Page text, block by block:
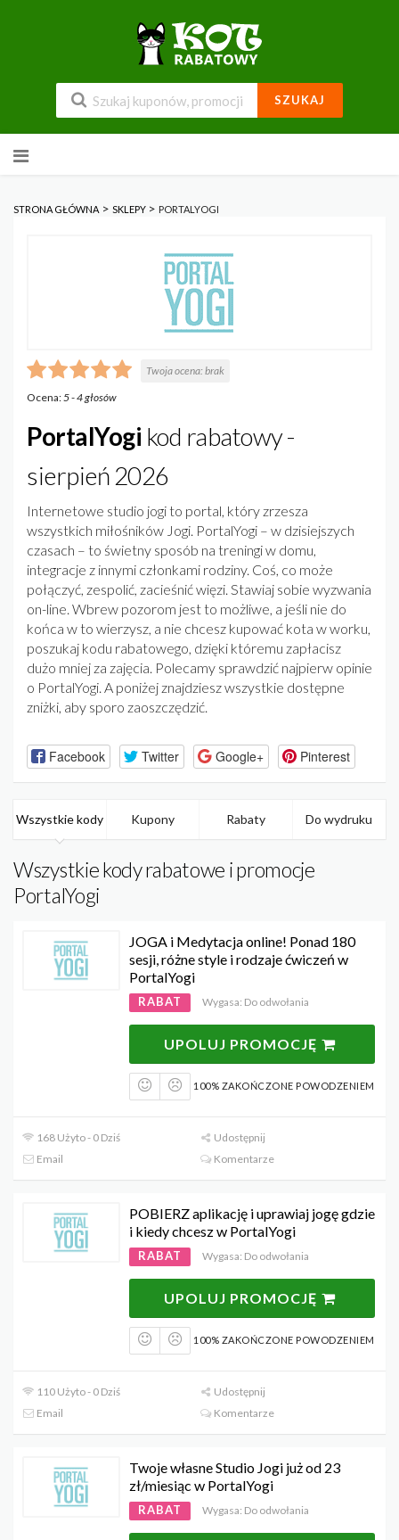
SZUKAJ
do
STRONA GŁÓWNA > SKLEPY > PORTALYOGI
Twoja ocena:brak
Ocena:5-4głosów
PortalYogi kod rabatowy -
sierpień 2026
Internetowe studio jogi to portal, który zrzesza
wszystkich miłośników Jogi. PortalYogi – w dzisiejszych
czasach – to świetny sposób na treningi w domu,
integracje z innymi członkami rodziny. Coś, co może
połączyć, zespolić, zacieśnić więzi. Stawiaj sobie wyzwania
on-line. Wbrew pozorom jest to możliwe, a jeśli nie do
końca w to wierzysz, a nie chcesz kupować kota w worku,
poszukaj kodu rabatowego, dzięki któremu zapłacisz
dużo mniej za zajęcia. Polecamy sprawdzić najpierw opinie
o PortalYogi. A poniżej znajdziesz wszystkie dostępne
zniżki, aby sporo zaoszczędzić.
Facebook Twitter Google+ Pinterest
Wszystkie kody Kupony Rabaty Do wydruku
Wszystkie kody rabatowe i promocje
PortalYogi
JOGA i Medytacja online! Ponad 180
sesji, różne style i rodzaje ćwiczeń w
PortalYogi
RABAT Wygasa: Do odwołania
UPOLUJ PROMOCJĘ
100% ZAKOŃCZONE POWODZENIEM
168 Użyto - 0 Dziś
Udostępnij
Email
Komentarze
POBIERZ aplikację i uprawiaj jogę gdzie
i kiedy chcesz w PortalYogi
RABAT Wygasa: Do odwołania
UPOLUJ PROMOCJĘ
100% ZAKOŃCZONE POWODZENIEM
110 Użyto - 0 Dziś
Udostępnij
Email
Komentarze
Twoje własne Studio Jogi już od 23
zł/miesiąc w PortalYogi
RABAT Wygasa: Do odwołania